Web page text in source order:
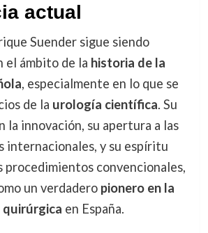
actual
Suender sigue siendo
el ámbito de la historia de la
, especialmente en lo que se
de la urología científica. Su
la innovación, su apertura a las
internacionales, y su espíritu
procedimientos convencionales,
un verdadero pionero en la
quirúrgica en España.